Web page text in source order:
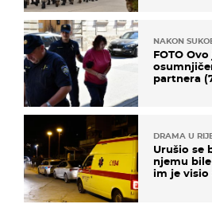
NAKON
FOTO
partnera
DRAMA U
Urušio se
njemu
im je visio